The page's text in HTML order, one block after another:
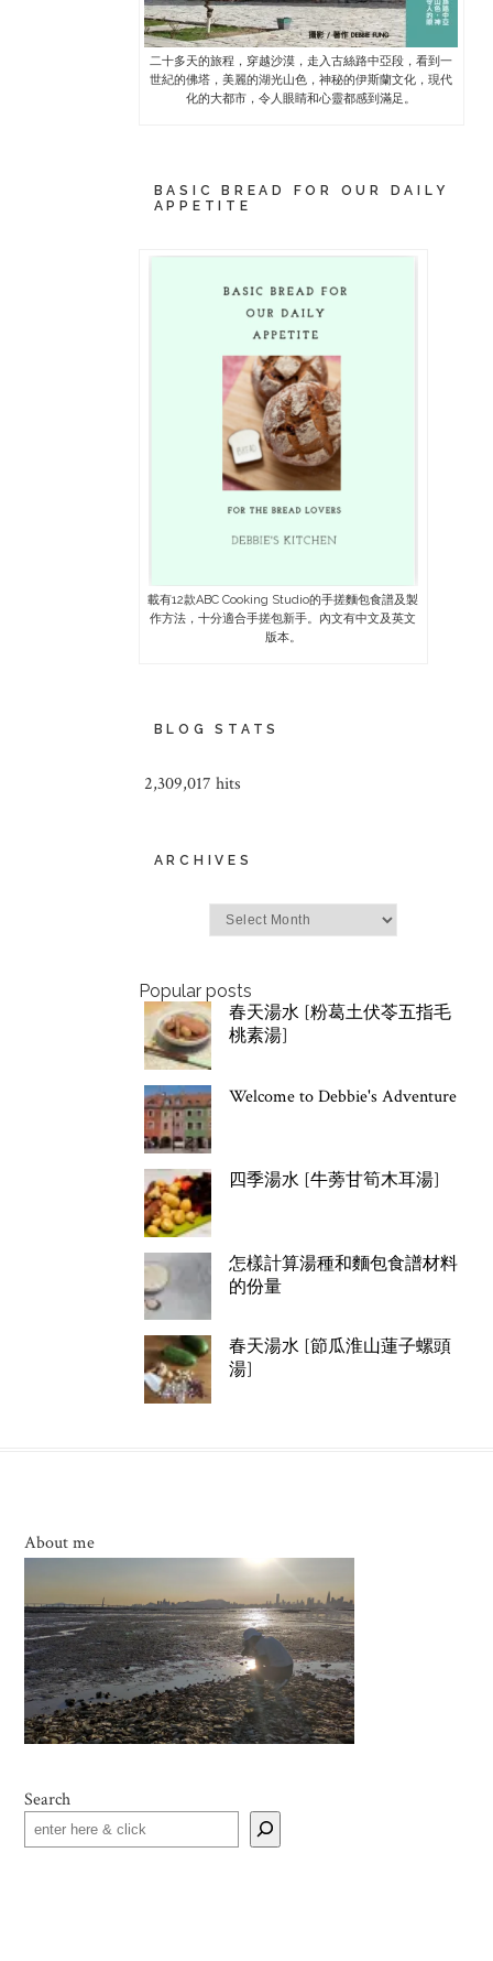
二十多天的旅程，穿越沙漠，走入古絲路中亞段，看到一
世紀的佛塔，美麗的湖光山色，神秘的伊斯蘭文化，現代
化的大都市，令人眼睛和心靈都感到滿足。
BASIC BREAD FOR OUR DAILY
APPETITE
載有12款ABC Cooking Studio的手搓麵包食譜及製
作方法，十分適合手搓包新手。內文有中文及英文
版本。
BLOG STATS
2,309,017 hits
ARCHIVES
Popular posts
春天湯水 [粉葛土伏苓五指毛
桃素湯]
Welcome to Debbie's Adventure
四季湯水 [牛蒡甘筍木耳湯]
怎樣計算湯種和麵包食譜材料
的份量
春天湯水 [節瓜淮山蓮子螺頭
湯]
About me
Search